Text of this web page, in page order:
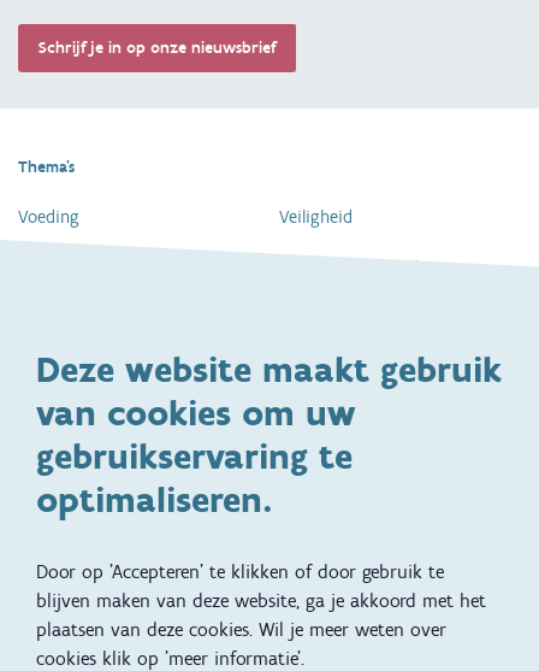
Deze website maakt gebruik
van cookies om uw
gebruikservaring te
optimaliseren.
Door op 'Accepteren' te klikken of door gebruik te
blijven maken van deze website, ga je akkoord met het
plaatsen van deze cookies. Wil je meer weten over
cookies klik op 'meer informatie'.
Schrijf je in op onze nieuwsbrief
Thema's
Voeding
Ontwikkeling en gedrag
Specifieke
ondersteuningsbehoefte
Zwangerschap en geboorte
Slapen
Veiligheid
Dagelijkse verzorging
Gezinsleven
Adoptie
Kinderwens
Voet
Kind en Gezin diensten Vertalingen